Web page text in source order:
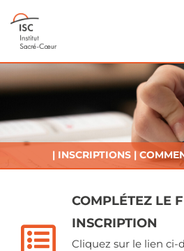
| INSCRIPTIONS |
COMPLÉTEZ LE
INSCRIPTION
Cliquez sur le lien ci-